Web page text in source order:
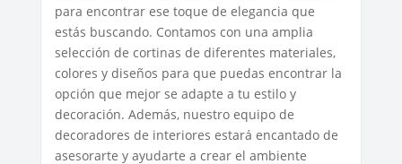
para encontrar ese toque de elegancia que
estás buscando. Contamos con una amplia
selección de cortinas de diferentes materiales,
colores y diseños para que puedas encontrar la
opción que mejor se adapte a tu estilo y
decoración. Además, nuestro equipo de
decoradores de interiores estará encantado de
asesorarte y ayudarte a crear el ambiente